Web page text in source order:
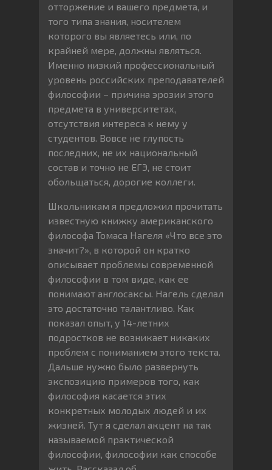
отторжение и вашего предмета, и
того типа знания, носителем
которого вы являетесь или, по
крайней мере, должны являться.
Именно низкий профессиональный
уровень российских преподавателей
философии – причина эрозии этого
предмета в университетах,
отсутствия интереса к нему у
студентов. Вовсе не глупость
последних, не их национальный
состав и точно не ЕГЭ, не стоит
обольщаться, дорогие коллеги.
Школьникам я предложил прочитать
известную книжку американского
философа Томаса Нагеля «Что все это
значит?», в которой он кратко
описывает проблемы современной
философии в том виде, как ее
понимают англосаксы. Нагель сделал
это достаточно талантливо. Как
показал опыт, у 14-летних
подростков не возникает никаких
проблем с пониманием этого текста.
Дальше нужно было развернуть
экспозицию примеров того, как
философия касается этих
конкретных молодых людей и их
жизней. Тут я сделал акцент на так
называемой практической
философии, философии как способе